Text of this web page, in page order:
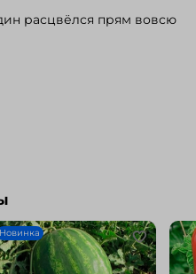
расцвёлся прям вовсю
Новинка